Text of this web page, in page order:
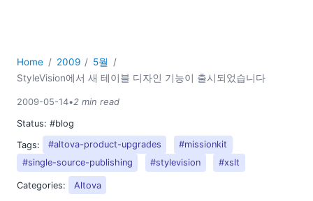
2016
2015
2014
2013
2012
2011
2010
2009
Home 2009
5월
StyleVision에서 새 테이블 디자인 기능이 출시되었습니다
2009-05-14•2 min read
Status: #blog
Tags:
#altova-product-upgrades
#missionkit
#single-source-publishing
#stylevision #xslt
Categories: Altova